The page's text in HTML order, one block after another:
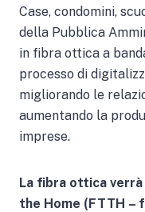
Case, condomini,
della Pubblica
in fibra ottica a
processo di
migliorando le
aumentando la
imprese.
La fibra ottica
the Home (FTTH –